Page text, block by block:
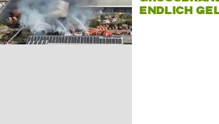
NDLICH